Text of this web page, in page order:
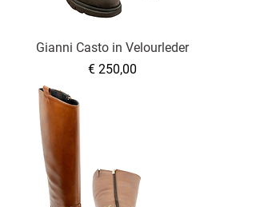
Gianni Casto in Velourleder
Preis
€ 250,00